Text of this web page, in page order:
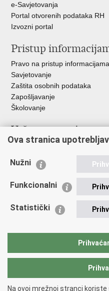
e-Savjetovanja
Portal otvorenih podataka RH
Izvozni portal
Pristup
Pravo na pristup informacijama
Savjetovanje
Zaštita osobnih podataka
Zapošljavanje
Školovanje
Važne poveznice
Ministarstvo unutarnjih poslova
Udruge
Policijska akademija
Zaklada policijske solidarnosti
Vučetić"
Ova stranica
Nužni
Funkcionalni
Statistički
Na ovoj mrežnoj stranci koriste